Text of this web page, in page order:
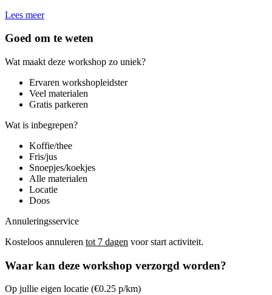
Lees meer
Goed om te weten
Wat maakt deze workshop zo uniek?
Ervaren workshopleidster
Veel materialen
Gratis parkeren
Wat is inbegrepen?
Koffie/thee
Fris/jus
Snoepjes/koekjes
Alle materialen
Locatie
Doos
Annuleringsservice
Kosteloos annuleren tot 7 dagen voor start activiteit.
Waar kan deze workshop verzorgd worden?
Op jullie eigen locatie (€0.25 p/km)